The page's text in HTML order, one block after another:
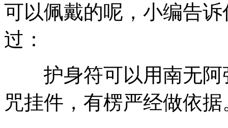
可以佩戴的呢，小编告
过：
护身符可以用南无阿
咒挂件，有楞严经做依